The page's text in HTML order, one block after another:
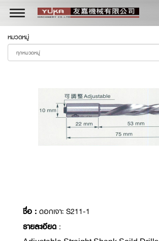
Toggle
navigation
หมวดหมู่
ชื่อ : ดอกเจาะ S211-1
รายละเอียด :